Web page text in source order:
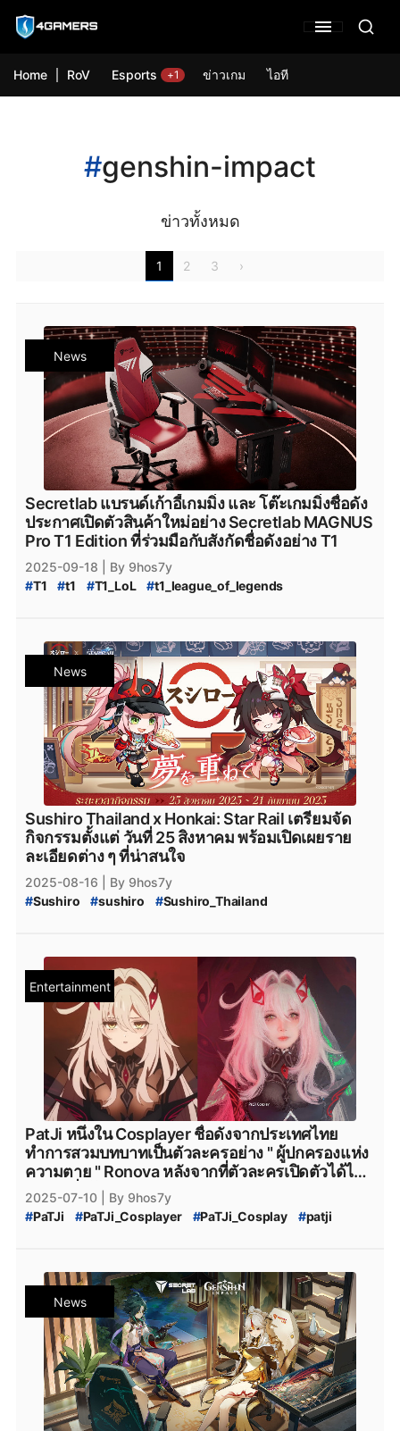
Home RoV Esports +1 ข่าวเกม ไอที
#genshin-impact
ข่าวทั้งหมด
1 2 3 ›
News
Secretlab แบรนด์เก้าอี้เกมมิ่ง และ โต๊ะเกมมิ่งชื่อดัง
ประกาศเปิดตัวสินค้าใหม่อย่าง Secretlab MAGNUS
Pro T1 Edition ที่ร่วมมือกับสังกัดชื่อดังอย่าง T1
2025-09-18
| By 9hos7y
#T1 #t1 #T1_LoL #t1_league_of_legends
VALORANT_Champions_Tour_2025 #VCT_2025
genshinimpact #genshin-impact #Genshin_Impact
SecretLab secretlab #Secret_Lab #เก้าอี้เกมมิ่ง
เก้าอี้เกมมิ่ง_secret_lab #PCgame #ข่าวเกมPC #PC
ConsoleGame #ข่าวเกมConsole #ข่าวconsole
Console #อุปกรณ์เกมมิ่ง #อุปกรณ์เกมมิ่ง_SecretLab
SecretLab_Collaboration
SecretLab_x_Genshin_Impact
Genshin_Impact_x_SecretLab
#Secretlab_Titan_T1_Edition #Titan_T1_Edition
#Secretlab_Gaming_Chair #Gaming_Chair_T1
#Secretlab_Omega_T1_Edition #Secretlab_Omega_T1
#Omega_T1_Edition #Gaming_Chair_Omega
#Secretlab_Titan_Evo_T1_Edition
#Secretlab_Titan_Evo_T1 #Titan_Evo_T1_Edition
Secretlab_MAGNUS_Pro_T1
#MAGNUS_Pro_T1_Edition
Secretlab_Desk
Gaming_Desk_MAGNUS
Cyberpunk:Edgerunners
Cyberpunk_Edgerunners
News
Sushiro Thailand x Honkai: Star Rail เตรียมจัด
กิจกรรมตั้งแต่ วันที่ 25 สิงหาคม พร้อมเปิดเผยราย
ละเอียดต่าง ๆ ที่น่าสนใจ
2025-08-16
| By 9hos7y
#Sushiro #sushiro #Sushiro_Thailand
HonkaiStarRail #Honkai_Star_Rail_3.5
Honkai_Star_Rail_เวอร์ชัน_3.5
#Honkai_Star_Rail_Hyacine # Hyacine
Honkai_Star_Rail_3.5_แจกฟรี
HSR_วิธีหาเพชร
HSR_วิธีหา_Stellar_Jade
HSR_เติมเพชร
HSR_June_2025_โค้ด #โค้ดฟรี
Honkai_Star_Rail_Anaxa #
HonkaiFreeCodes
HonkaiTH #เกมมือถือ # genshinimpact
genshin-impact #Genshin_Impact
#genshin-impact-patch
#Genshin_Impact_Sangonomiya_Kokomi
#genshin_impact_ayaka #genshin_impact_ayato
# Genshin_Impact_x_Sushiro # genshin_x_sushiro
#Genshin_Impact_Collaboration
#Genshin_Impact_Collaboration_Sushiro
genshin_impact_โหลด #genshin_impact_แจกเพชร
genshin_impact_เพชรฟรี #Playstation #PS5
Genshin_Impact_4_ดาว #Genshin_Impact_5_ดาว
Genshin_Impact_Fontaine #PlayStation5
Playstation5 #Steam #เกมsteam #steam #xbox
XboxSeriesX #XboxSeriesS #เกมใหม่steam
Epicgamesstore #epicgame #epicgames
epicstore
Entertainment
PatJi หนึ่งใน Cosplayer ชื่อดังจากประเทศไทย
ทำการสวมบทบาทเป็นตัวละครอย่าง " ผู้ปกครองแห่ง
ความตาย " Ronova หลังจากที่ตัวละครเปิดตัวได้ไม่
ถึง 24 ชั่วโมง
2025-07-10
| By 9hos7y
#PaTJi #PaTJi_Cosplayer #PaTJi_Cosplay #patji
Genshin_Impact_Ronova #Ronova
Genshin_Impact_4_Shades
Genshin_Impact_Nod-Krai #Genshin_Impact_กาชา
WuWa #WutheringWaves # Wuthering_Waves
Cantarella #WuWa_Cantarella
Wuthering_Waves_Cantarella #Honkai_Star_Rail
Honkai:Star_Rail #Saber #Honkai_Star_Rail_Saber
Fate/Stay_Night
Honkai_Star_Rail_x_Fate_Stay_Night_Unlimited_Blade_Works
News